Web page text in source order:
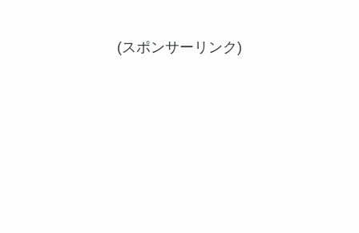
(スポンサーリンク)